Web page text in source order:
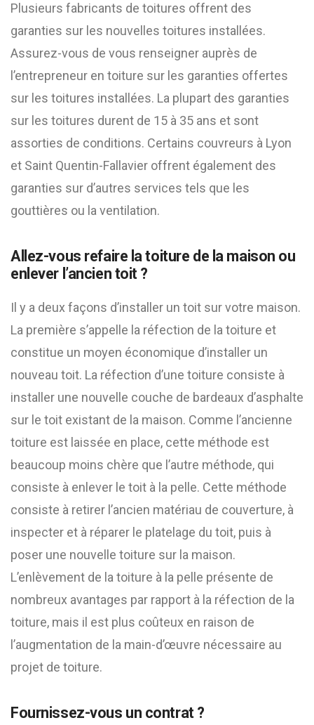
Plusieurs fabricants de toitures offrent des
garanties sur les nouvelles toitures installées.
Assurez-vous de vous renseigner auprès de
l’entrepreneur en toiture sur les garanties offertes
sur les toitures installées. La plupart des garanties
sur les toitures durent de 15 à 35 ans et sont
assorties de conditions. Certains couvreurs à Lyon
et Saint Quentin-Fallavier offrent également des
garanties sur d’autres services tels que les
gouttières ou la ventilation.
Allez-vous refaire la toiture de la maison ou
enlever l’ancien toit ?
Il y a deux façons d’installer un toit sur votre maison.
La première s’appelle la réfection de la toiture et
constitue un moyen économique d’installer un
nouveau toit. La réfection d’une toiture consiste à
installer une nouvelle couche de bardeaux d’asphalte
sur le toit existant de la maison. Comme l’ancienne
toiture est laissée en place, cette méthode est
beaucoup moins chère que l’autre méthode, qui
consiste à enlever le toit à la pelle. Cette méthode
consiste à retirer l’ancien matériau de couverture, à
inspecter et à réparer le platelage du toit, puis à
poser une nouvelle toiture sur la maison.
L’enlèvement de la toiture à la pelle présente de
nombreux avantages par rapport à la réfection de la
toiture, mais il est plus coûteux en raison de
l’augmentation de la main-d’œuvre nécessaire au
projet de toiture.
Fournissez-vous un contrat ?